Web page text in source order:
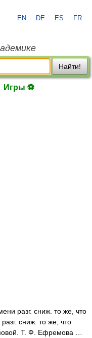
EN DE ES FR
Найти!
Игры ⚽
разг. сниж. то же, что
сниж. то же, что
Т. Ф. Ефремова …